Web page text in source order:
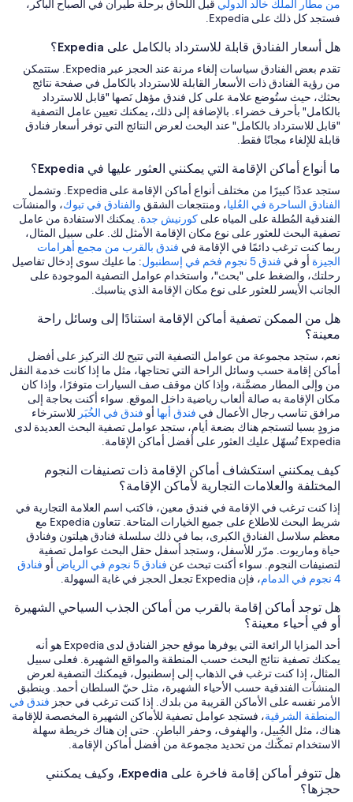
من مطار الملك خالد الدولي قبل اللحاق برحلة طيران في الصباح الباكر،
فستجد كل ذلك على Expedia.
هل أسعار الفنادق قابلة للاسترداد بالكامل على Expedia؟
تقدم بعض الفنادق سياسات إلغاء مرنة عند الحجز عبر Expedia. ستتمكن
من رؤية الفنادق ذات الأسعار القابلة للاسترداد بالكامل في صفحة نتائج
بحثك، حيث ستُوضع علامة على كل فندق مؤهل نَصها "قابل للاسترداد
بالكامل" بأحرف خضراء. بالإضافة إلى ذلك، يمكنك تعيين عامل التصفية
"قابل للاسترداد بالكامل" عند البحث لعرض النتائج التي توفر أسعار فنادق
قابلة للإلغاء مجانًا فقط.
ما أنواع أماكن الإقامة التي يمكنني العثور عليها في Expedia؟
ستجد عددًا كبيرًا من مختلف أنواع أماكن الإقامة على Expedia. وتشمل
الفنادق الساحرة في العُليا، ومنتجعات الشقق والفنادق في تبوك، والمنشآت
الفندقية المُطلة على المياه على كورنيش جدة. يمكنك الاستفادة من عامل
تصفية البحث للعثور على نوع مكان الإقامة الأمثل لك. على سبيل المثال،
ربما كنت ترغب دائمًا في الإقامة في فندق بالقرب من مجمع أهرامات
الجيزة أو في فندق 5 نجوم فخم في إسطنبول
: ما عليك سوى إدخال تفاصيل
رحلتك، والضغط على "بحث"، واستخدام عوامل التصفية الموجودة على
الجانب الأيسر للعثور على نوع مكان الإقامة الذي يناسبك.
هل من الممكن تصفية أماكن الإقامة استنادًا إلى وسائل راحة
معينة؟
نعم، ستجد مجموعة من عوامل التصفية التي تتيح لك التركيز على أفضل
أماكن إقامة حسب وسائل الراحة التي تحتاجها، مثل ما إذا كانت خدمة النقل
من وإلى المطار مضمَّنة، وإذا كان موقف صف السيارات متوفرًا، وإذا كان
مكان الإقامة به صالة ألعاب رياضية داخل الموقع. سواء أكنت بحاجة إلى
مرافق تناسب رجال الأعمال في فندق أبها أو فندق في الخُبَر للاسترخاء
مزودٍ بسبا لتستجم هناك بضعة أيام، ستجد عوامل تصفية البحث العديدة لدى
Expedia تُسهّل عليك العثور على أفضل أماكن الإقامة.
كيف يمكنني استكشاف أماكن الإقامة ذات تصنيفات النجوم
المختلفة والعلامات التجارية لأماكن الإقامة؟
إذا كنت ترغب في الإقامة في فندق معين، فاكتب اسم العلامة التجارية في
شريط البحث للاطلاع على جميع الخيارات المتاحة. تتعاون Expedia مع
معظم سلاسل الفنادق الكبرى، بما في ذلك سلسلة فنادق هيلتون وفنادق
حياة وماريوت. مرّر للأسفل، وستجد أسفل حقل البحث عوامل تصفية
لتصنيفات النجوم. سواء أكنت تبحث عن فنادق 5 نجوم في الرياض أو فنادق
4 نجوم في الدمام
، فإن Expedia تجعل الحجز في غاية السهولة.
هل توجد أماكن إقامة بالقرب من أماكن الجذب السياحي الشهيرة
أو في أحياء معينة؟
أحد المزايا الرائعة التي يوفرها موقع حجز الفنادق لدى Expedia هو أنه
يمكنك تصفية نتائج البحث حسب المنطقة والمواقع الشهيرة. فعلى سبيل
المثال، إذا كنت ترغب في الذهاب إلى إسطنبول، فيمكنك التصفية لعرض
المنشآت الفندقية حسب الأحياء الشهيرة، مثل حيّ السلطان أحمد. وينطبق
الأمر نفسه على الأماكن القريبة من بلدك. إذا كنت ترغب في حجز فندق في
المنطقة الشرقية، فستجد عوامل تصفية للأماكن الشهيرة المخصصة للإقامة
هناك، مثل الجُبيل، والهفوف، وحفر الباطن. حتى إن هناك خريطة سهلة
الاستخدام تمكّنك من تحديد مجموعة من أفضل أماكن الإقامة.
هل تتوفر أماكن إقامة فاخرة على Expedia، وكيف يمكنني
حجزها؟